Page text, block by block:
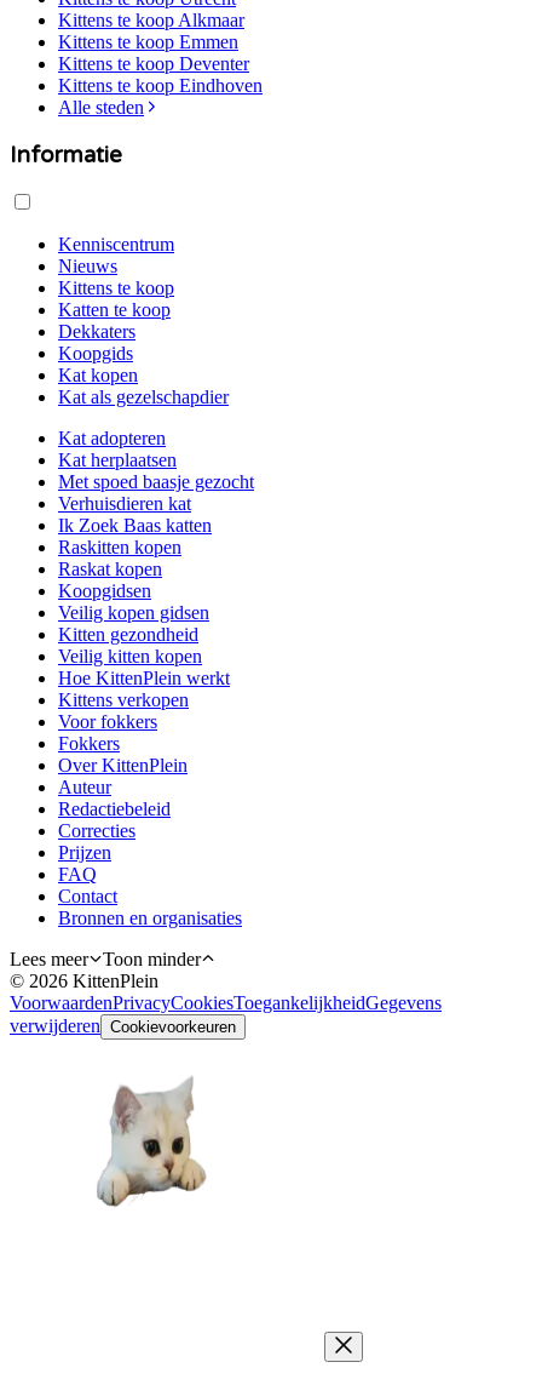
Kittens te koop Alkmaar
Kittens te koop Emmen
Kittens te koop Deventer
Kittens te koop Eindhoven
Alle steden
Informatie
Kenniscentrum
Nieuws
Kittens te koop
Katten te koop
Dekkaters
Koopgids
Kat kopen
Kat als gezelschapdier
Kat adopteren
Kat herplaatsen
Met spoed baasje gezocht
Verhuisdieren kat
Ik Zoek Baas katten
Raskitten kopen
Raskat kopen
Koopgidsen
Veilig kopen gidsen
Kitten gezondheid
Veilig kitten kopen
Hoe KittenPlein werkt
Kittens verkopen
Voor fokkers
Fokkers
Over KittenPlein
Auteur
Redactiebeleid
Correcties
Prijzen
FAQ
Contact
Bronnen en organisaties
Lees meer
Toon minder
© 2026 KittenPlein
VoorwaardenPrivacyCookiesToegankelijkheidGegevens
verwijderen Cookievoorkeuren